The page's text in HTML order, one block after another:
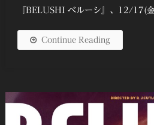
『BELUSHI ベルーシ』、12/17(
Continue Reading